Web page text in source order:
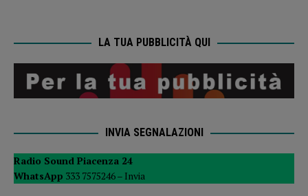
LA TUA PUBBLICITÀ QUI
INVIA SEGNALAZIONI
Radio Sound Piacenza 24
WhatsApp 333 7575246 – Invia